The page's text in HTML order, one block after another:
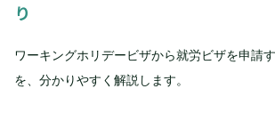
り
ワーキングホリデービザから就労ビザを申請
を、分かりやすく解説します。